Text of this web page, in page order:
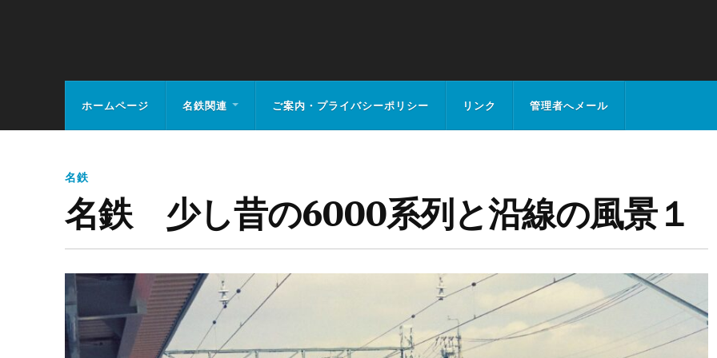
ホームページ 名鉄関連 ご案内・プライバシーポリシー リンク 管理者へメール
名鉄
名鉄 少し昔の6000系列と沿線の風景１